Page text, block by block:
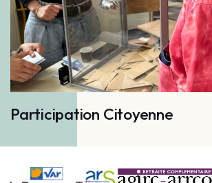
Participation Citoyenne